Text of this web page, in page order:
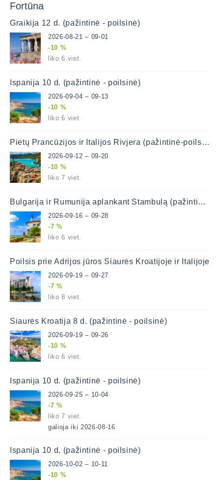
Fortūna
Graikija 12 d. (pažintinė - poilsinė)
2026-08-21 – 09-01
-10 %
liko 6 viet.
Ispanija 10 d. (pažintinė - poilsinė)
2026-09-04 – 09-13
-10 %
liko 6 viet.
Pietų Prancūzijos ir Italijos Rivjera (pažintinė-poilsinė) 9 d.
2026-09-12 – 09-20
-10 %
liko 7 viet.
Bulgarija ir Rumunija aplankant Stambulą (pažintinė-poilsinė)
2026-09-16 – 09-28
-7 %
liko 6 viet.
Poilsis prie Adrijos jūros Šiaurės Kroatijoje ir Italijoje
2026-09-19 – 09-27
-7 %
liko 8 viet.
Šiaurės Kroatija 8 d. (pažintinė - poilsinė)
2026-09-19 – 09-26
-10 %
liko 6 viet.
Ispanija 10 d. (pažintinė - poilsinė)
2026-09-25 – 10-04
-7 %
liko 7 viet.
galioja iki 2026-08-16
Ispanija 10 d. (pažintinė - poilsinė)
2026-10-02 – 10-11
-10 %